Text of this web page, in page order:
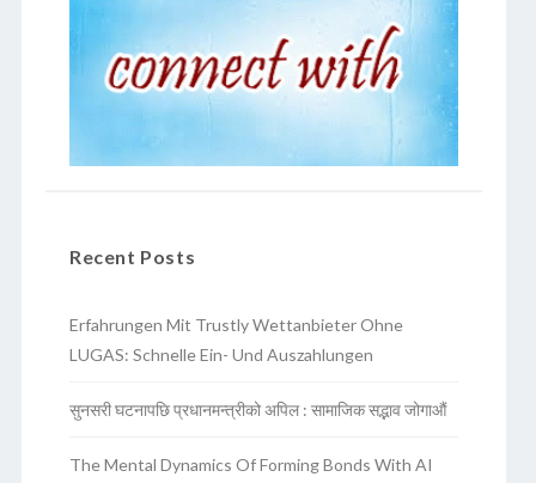
Recent Posts
Erfahrungen Mit Trustly Wettanbieter Ohne
LUGAS: Schnelle Ein- Und Auszahlungen
सुनसरी घटनापछि प्रधानमन्त्रीको अपिल : सामाजिक सद्भाव जोगाऔं
The Mental Dynamics Of Forming Bonds With AI